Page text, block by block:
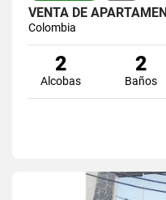
VENTA DE
Colombia
2
Alcobas
2
Baños